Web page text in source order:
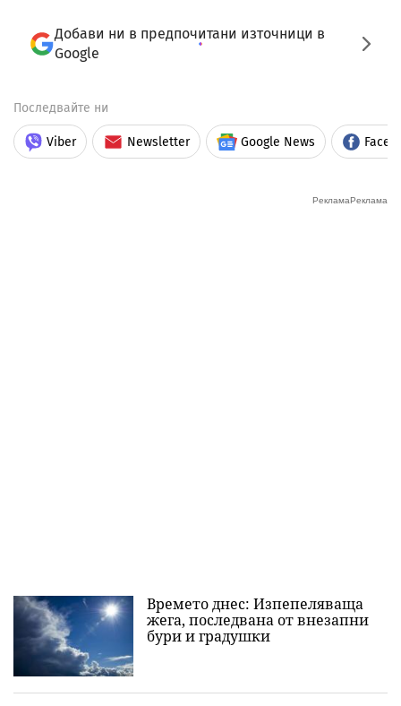
Добави ни в предпочитани източници в
Google
Последвайте ни
Viber Newsletter Google News
Времето днес: Изпепеляваща
жега, последвана от внезапни
бури и градушки